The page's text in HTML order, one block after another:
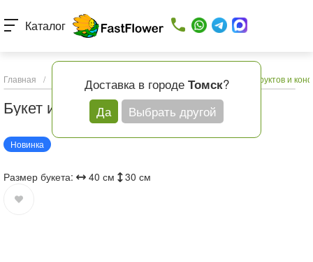
Доставка в городе Томск?
Да
Выбрать другой
Каталог
Главная / Каталог товаров Подарки и шары Букет из фруктов и
Букет из фруктов и конфет
Новинка
Размер букета: 40 см 30 см